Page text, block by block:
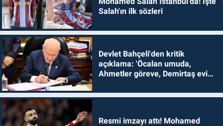
Salah'ın ilk sözleri
Devlet Bahçeli'den kritik
açıklama: 'Öcalan umuda,
Ahmetler göreve, Demirtaş evine
Resmi imzayı attı! Mohamed